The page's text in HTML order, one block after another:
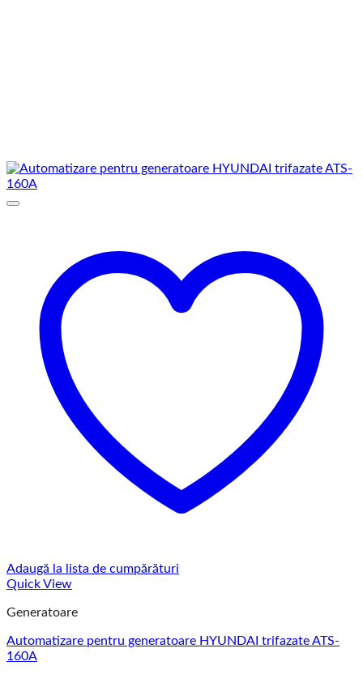
Adaugă la lista de cumpărături
Quick View
Generatoare
Automatizare pentru generatoare HYUNDAI trifazate ATS-
160A